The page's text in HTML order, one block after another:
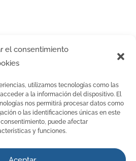
el consentimiento
utilizamos tecnologías como las
a la información del dispositivo. El
nos permitirá procesar datos como
o las identificaciones únicas en este
puede afectar
y funciones.
Aviso legal
de privacidad
de cookies